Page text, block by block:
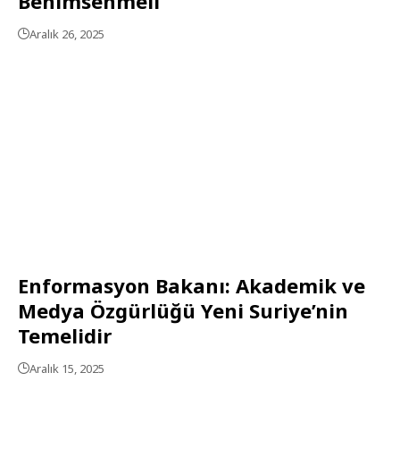
Aralık 26, 2025
Enformasyon Bakanı: Akademik ve
Medya Özgürlüğü Yeni Suriye’nin
Temelidir
Aralık 15, 2025